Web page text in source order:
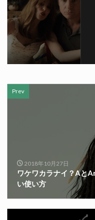
Prev
2018年10月27日
ワケワカラナイ？Aと
い使い方